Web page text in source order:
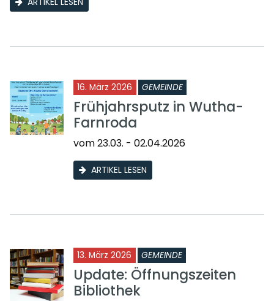
16. März 2026 GEMEINDE
Frühjahrsputz in Wutha-
Farnroda
vom 23.03. - 02.04.2026
ARTIKEL LESEN
13. März 2026 GEMEINDE
Update: Öffnungszeiten
Bibliothek